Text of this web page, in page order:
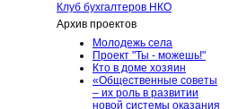
Клуб бухгалтеров НКО
Архив проектов
Молодежь села
Проект "Ты - можешь!"
Кто в доме хозяин
«Общественные советы
– их роль в развитии
новой системы оказания